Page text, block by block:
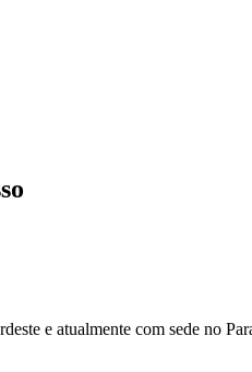
e atualmente com sede no